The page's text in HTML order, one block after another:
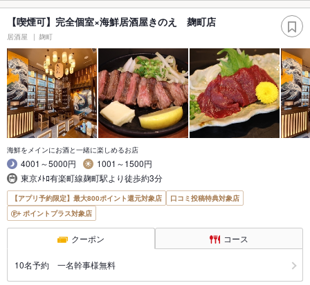
【喫煙可】完全個室×海鮮居酒屋きのえ 麹町店
居酒屋 麹町
海鮮をメインにお酒と一緒に楽しめるお店
4001～5000円
1001～1500円
東京ﾒﾄﾛ有楽町線麹町駅より徒歩約3分
【アプリ予約限定】最大800ポイント還元対象店
口コミ投稿特典対象店
ポイントプラス対象店
クーポン コース
10名予約 一名幹事様無料